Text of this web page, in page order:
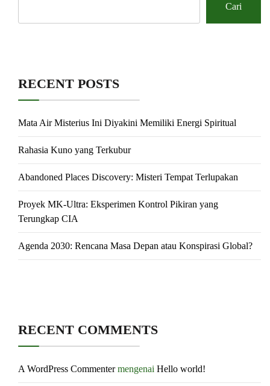
Cari
RECENT POSTS
Mata Air Misterius Ini Diyakini Memiliki Energi Spiritual
Rahasia Kuno yang Terkubur
Abandoned Places Discovery: Misteri Tempat Terlupakan
Proyek MK-Ultra: Eksperimen Kontrol Pikiran yang
Terungkap CIA
Agenda 2030: Rencana Masa Depan atau Konspirasi Global?
RECENT COMMENTS
A WordPress Commentermengenai Hello world!